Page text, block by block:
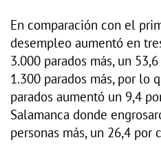
En comparación con el
desempleo aumentó en
3.000 parados más, un
1.300 parados más, por lo
parados aumentó un 9,4
Salamanca donde
personas más, un 26,4 por